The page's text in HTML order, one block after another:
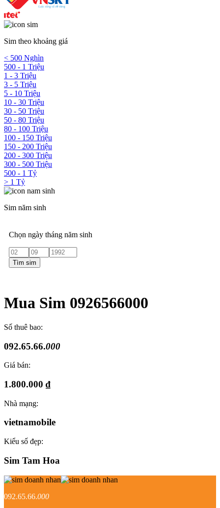
Sim theo khoảng giá
< 500 Nghìn
500 - 1 Triệu
1 - 3 Triệu
3 - 5 Triệu
5 - 10 Triệu
10 - 30 Triệu
30 - 50 Triệu
50 - 80 Triệu
80 - 100 Triệu
100 - 150 Triệu
150 - 200 Triệu
200 - 300 Triệu
300 - 500 Triệu
500 - 1 Tỷ
> 1 Tỷ
Sim năm sinh
Chọn ngày tháng năm sinh
Tìm sim
Mua Sim 0926566000
Số thuê bao:
092.65.66.000
Giá bán:
1.800.000 ₫
Nhà mạng:
vietnamobile
Kiểu số đẹp:
Sim Tam Hoa
092.65.66.000